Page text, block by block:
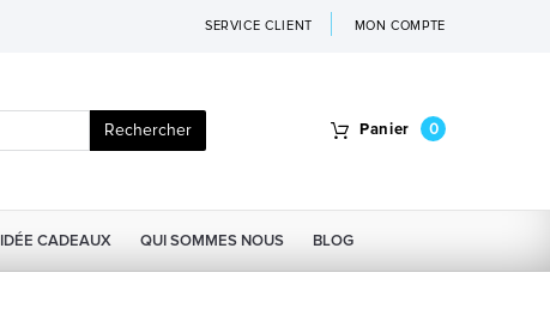
SERVICE CLIENT MON COMPTE
Rechercher Panier 0
IDÉE CADEAUX QUI SOMMES NOUS BLOG